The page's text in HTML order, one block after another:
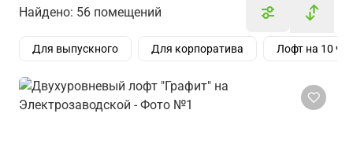
Найдено: 56 помещений
Для выпускного Для корпоратива Лофт на 10